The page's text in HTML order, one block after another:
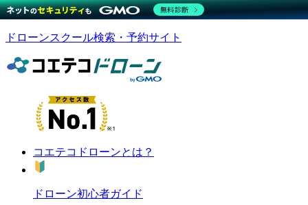
ドローンスクール検索・予約サイト
コエテコドローンとは？
ドローン初心者ガイド
無料診断